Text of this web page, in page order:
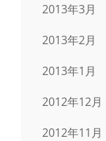
2013年3月
2013年2月
2013年1月
2012年12月
2012年11月